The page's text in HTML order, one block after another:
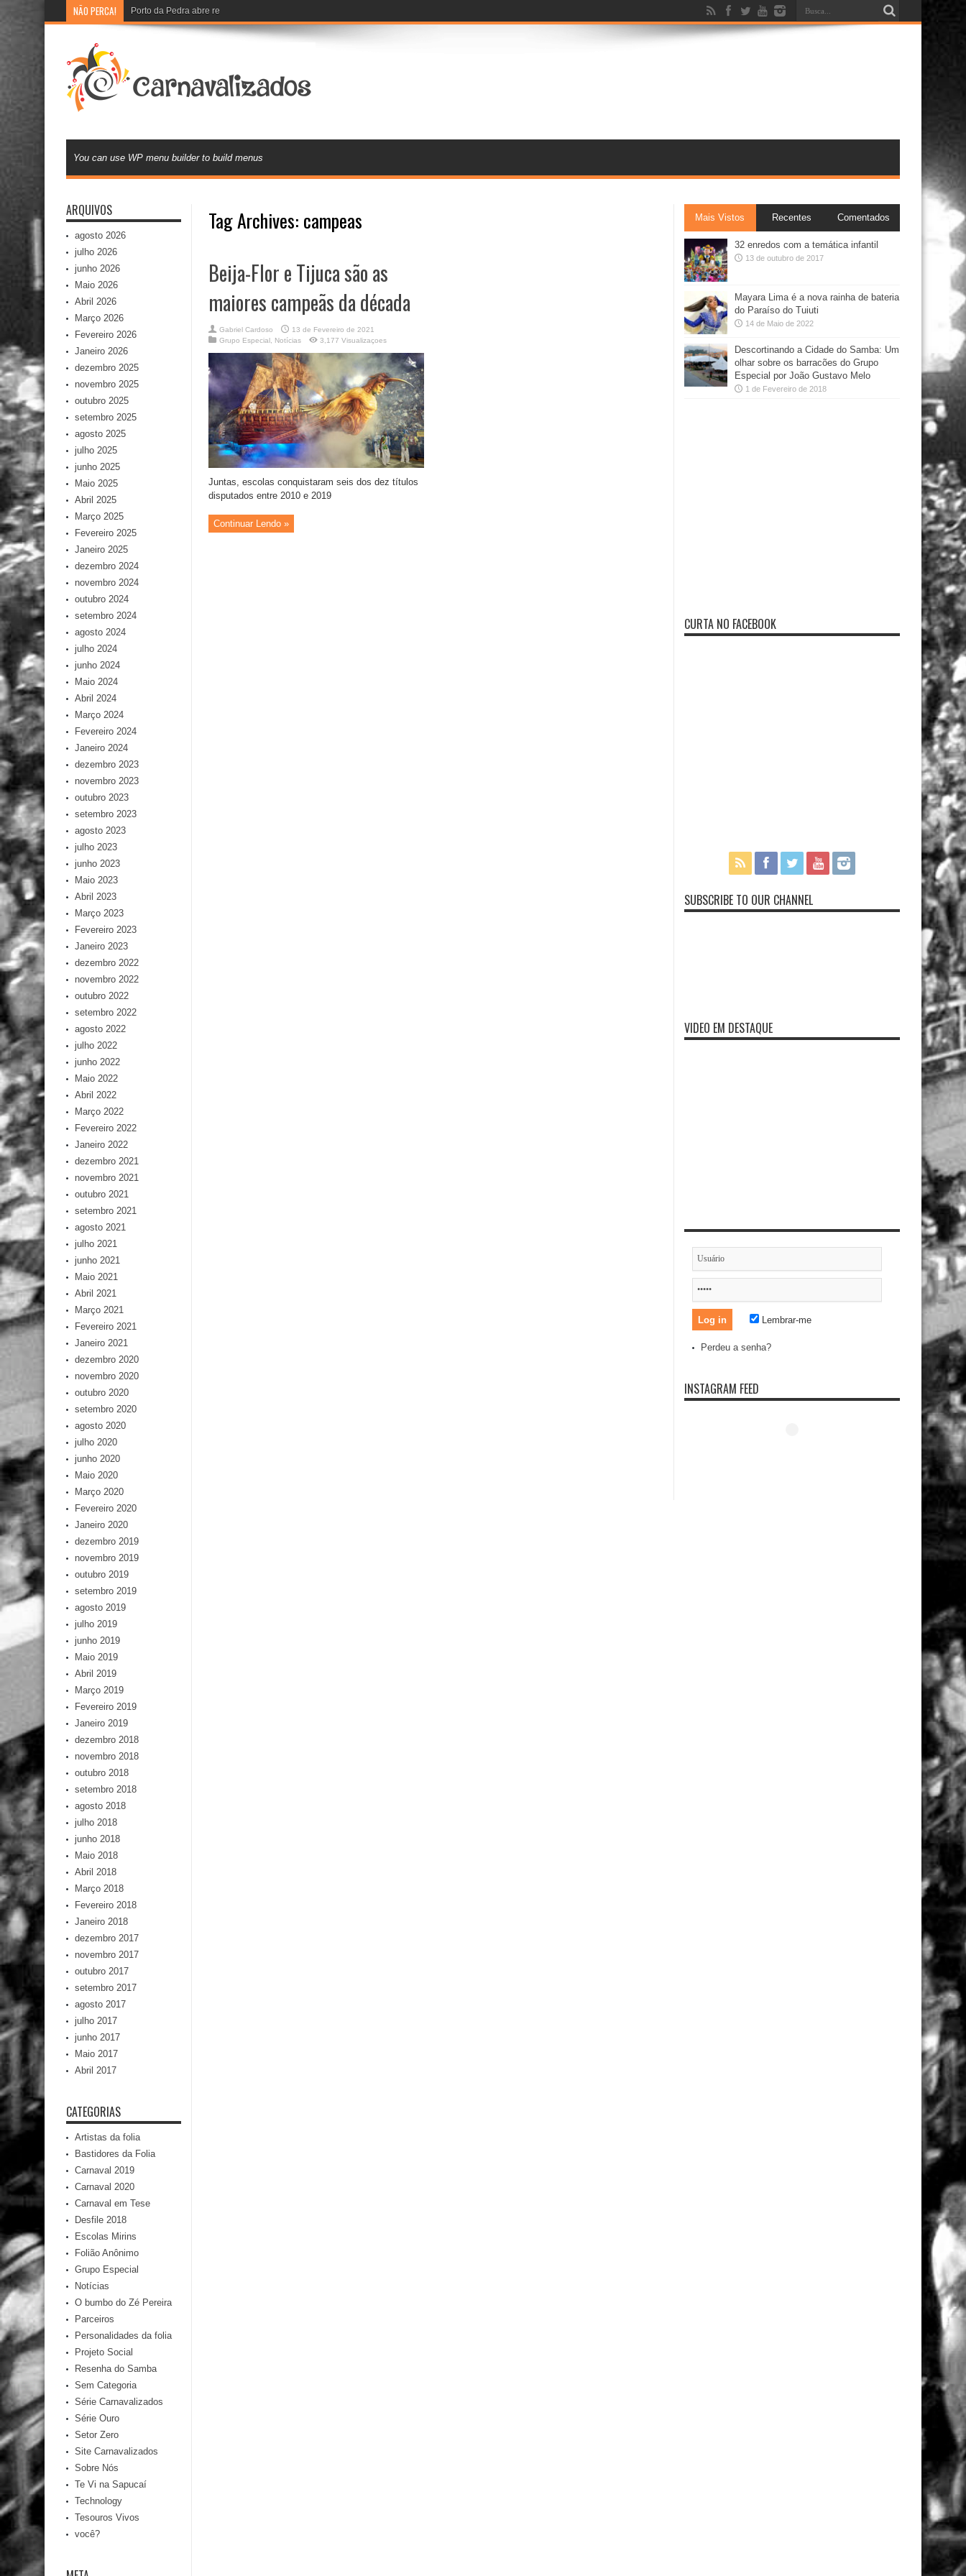
NÃO PERCA! Porto da Pedra abre recadastramento e cadastramento de com
You can use WP menu builder to build menus
Tag Archives: campeas
Beija-Flor e Tijuca são as
maiores campeãs da década
Gabriel Cardoso
13 de Fevereiro de 2021
Grupo Especial
Notícias 3,177 Visualizaçoes
Juntas, escolas conquistaram seis dos dez títulos
disputados entre 2010 e 2019
Continuar Lendo »
ARQUIVOS
agosto 2026
julho 2026
junho 2026
Maio 2026
Abril 2026
Março 2026
Fevereiro 2026
Janeiro 2026
dezembro 2025
novembro 2025
outubro 2025
setembro 2025
agosto 2025
julho 2025
junho 2025
Maio 2025
Abril 2025
Março 2025
Fevereiro 2025
Janeiro 2025
dezembro 2024
novembro 2024
outubro 2024
setembro 2024
agosto 2024
julho 2024
junho 2024
Maio 2024
Abril 2024
Março 2024
Fevereiro 2024
Janeiro 2024
dezembro 2023
novembro 2023
outubro 2023
setembro 2023
agosto 2023
julho 2023
junho 2023
Maio 2023
Abril 2023
Março 2023
Fevereiro 2023
Janeiro 2023
dezembro 2022
novembro 2022
outubro 2022
setembro 2022
agosto 2022
julho 2022
junho 2022
Maio 2022
Abril 2022
Março 2022
Fevereiro 2022
Janeiro 2022
dezembro 2021
novembro 2021
outubro 2021
setembro 2021
agosto 2021
julho 2021
junho 2021
Maio 2021
Abril 2021
Março 2021
Fevereiro 2021
Janeiro 2021
dezembro 2020
novembro 2020
outubro 2020
setembro 2020
agosto 2020
julho 2020
junho 2020
Maio 2020
Março 2020
Fevereiro 2020
Janeiro 2020
dezembro 2019
novembro 2019
outubro 2019
setembro 2019
agosto 2019
julho 2019
junho 2019
Maio 2019
Abril 2019
Março 2019
Fevereiro 2019
Janeiro 2019
dezembro 2018
novembro 2018
outubro 2018
setembro 2018
agosto 2018
julho 2018
junho 2018
Maio 2018
Abril 2018
Março 2018
Fevereiro 2018
Janeiro 2018
dezembro 2017
novembro 2017
outubro 2017
setembro 2017
agosto 2017
julho 2017
junho 2017
Maio 2017
Abril 2017
CATEGORIAS
Artistas da folia
Bastidores da Folia
Carnaval 2019
Carnaval 2020
Carnaval em Tese
Desfile 2018
Escolas Mirins
Folião Anônimo
Grupo Especial
Notícias
O bumbo do Zé Pereira
Parceiros
Personalidades da folia
Projeto Social
Resenha do Samba
Sem Categoria
Série Carnavalizados
Série Ouro
Setor Zero
Site Carnavalizados
Sobre Nós
Te Vi na Sapucaí
Technology
Tesouros Vivos
você?
Mais Vistos Recentes Comentados
32 enredos com a temática infantil
13 de outubro de 2017
Mayara Lima é a nova rainha de bateria
do Paraíso do Tuiuti
14 de Maio de 2022
Descortinando a Cidade do Samba: Um
olhar sobre os barracões do Grupo
Especial por João Gustavo Melo
1 de Fevereiro de 2018
CURTA NO FACEBOOK
SUBSCRIBE TO OUR CHANNEL
VIDEO EM DESTAQUE
Lembrar-me
Perdeu a senha?
INSTAGRAM FEED